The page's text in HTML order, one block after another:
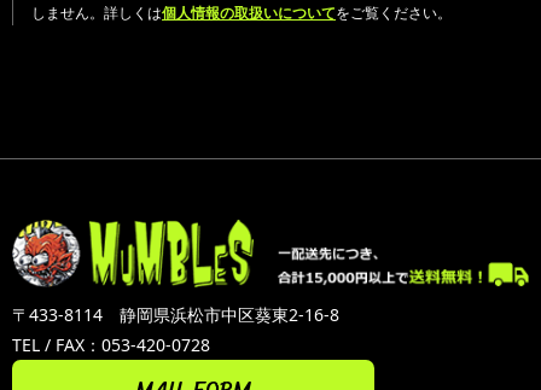
しません。詳しくは個人情報の取扱いについてをご覧ください。
〒433-8114 静岡県浜松市中区葵東2-16-8
TEL / FAX：053-420-0728